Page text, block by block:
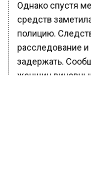
Однако спустя
средств
полицию.
расследование
задержать.
женщин